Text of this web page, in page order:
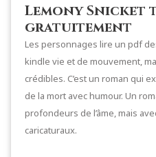
Lemony
gratuitement
Les personnages lire un pdf
kindle vie et de mouvement,
crédibles. C’est un roman qui
de la mort avec humour. Un
profondeurs de l’âme, mais
caricaturaux.